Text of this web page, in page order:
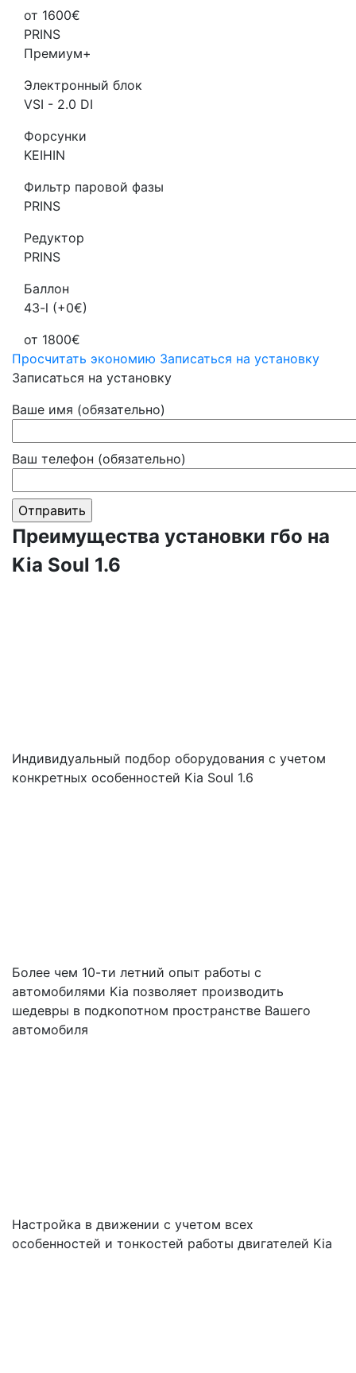
от 1600€
PRINS
Премиум+
Электронный блок
VSI - 2.0 DI
Форсунки
KEIHIN
Фильтр паровой фазы
PRINS
Редуктор
PRINS
Баллон
43-l (+0€)
от 1800€
Просчитать экономию Записаться на установку
Записаться на установку
Ваше имя (обязательно)
Ваш телефон (обязательно)
Преимущества установки гбо на
Kia Soul 1.6
Индивидуальный подбор оборудования с учетом
конкретных особенностей Kia Soul 1.6
Более чем 10-ти летний опыт работы с
автомобилями Kia позволяет производить
шедевры в подкопотном пространстве Вашего
автомобиля
Настройка в движении с учетом всех
особенностей и тонкостей работы двигателей Kia